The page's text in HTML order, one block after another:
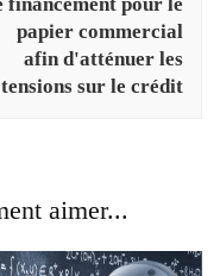
papier commercial
afin d'atténuer les
tensions sur le crédit
aimer...